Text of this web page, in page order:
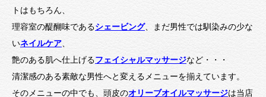
トはもちろん、
理容室の醍醐味であるシェービング、まだ男性では馴染みの少な
いネイルケア、
艶のある肌へ仕上げるフェイシャルマッサージなど・・・
清潔感のある素敵な男性へと変えるメニューを揃えています。
そのメニューの中でも、頭皮のオリーブオイルマッサージは当店